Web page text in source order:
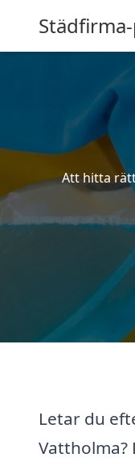
Att hitta
Letar du
Vattholma?